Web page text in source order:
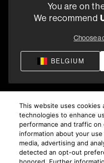
Politique de confidentialité
Harman
You are on
We recommend
Choose a
BELGIUM
This website uses cookies
technologies to enhance
performance and traffic on
information about your
media, advertising and
detected an opt-out